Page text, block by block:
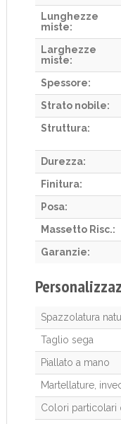
Lunghezze
miste:
Larghezze
miste:
Spessore:
Strato nobile:
Struttura:
Durezza:
Finitura:
Posa:
Massetto Risc.:
Garanzie:
Spazzolatura
Taglio sega
Piallato a mano
Martellature,
Colori particolari